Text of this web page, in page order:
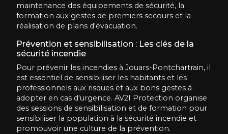
maintenance des équipements de sécurité, la
formation aux gestes de premiers secours et la
réalisation de plans d'évacuation.
Prévention et sensibilisation : Les clés de la
sécurité incendie
Pour prévenir les incendies à Jouars-Pontchartrain, il
est essentiel de sensibiliser les habitants et les
professionnels aux risques et aux bons gestes à
adopter en cas d'urgence. AV2I Protection organise
des sessions de sensibilisation et de formation pour
sensibiliser la population à la sécurité incendie et
promouvoir une culture de la prévention.